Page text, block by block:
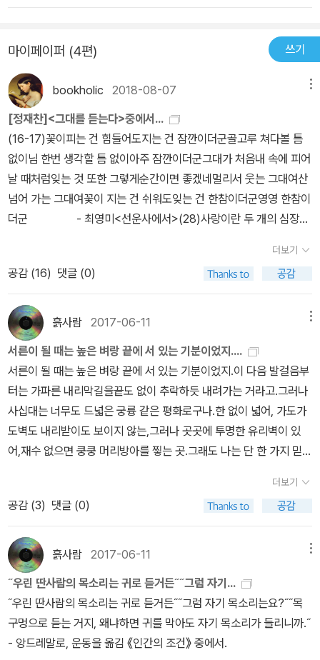
것이 맞겠지. 그래도 그 중에 가장 많이 다루는것은 사랑이 아닐까 싶
구나. 사랑을 하게 되면 먼저 몸에 변화가 온단다. 자신이 통제할 수
없는 몸의 변화… 그 중에 가슴이 두근두근…. 이 책의 시작의 첫 번째
꼭지의 제목은 “두근두근”. 사람의 감정을 가장 장 표현한 단어 두근
두근… 이 단어만으로 참많은 이야기를 풀어내시는구나. 너희들도 앞
으로 이제 이런저런 일로 가슴 설레고 두근두근 거리는 일들이많이
생길 텐데, 그 두근거림이 좋은 추억이 되길 바래. 2.정재찬 교수님의
책은 분명 시에 관한 이야기이지만, 시뿐만 아니라노래이야기도 있고
영화이야기도 있고, 소설 이야기도 있단다. 그래서더욱 그의 글이 친
근함이 느껴지는 것 같아. 책을 읽으면서 이 책에서 소개한 노래들을
의 기타이야기’, ‘서른 즈음에’, ‘사랑한 후에’, ‘서울 그곳은’, ‘시인의 마
을’,‘사노라면’…. 그 밖에도 많은 곡들을 소개해주었어. 소개해준노래
들의 공통점은 가사가 좋은 노래들이었어. 노래 없이 그냥 가사만 적
어놓으면 한 편의 시가 되는 그런노래들이었어.그 중에 아빠도 좋아
하는 김광석의 노래, ‘서른 즈음에’… 그 노래 가사 중에 그런 말이 있
어. 내가 떠나 보낸 것도 아니고, 내가 떠나온 것도 아니라는 가사…
그 노래를 들을 때는 그게 의미를두지 않았던 가사인데, 정재찬 교수
의 글을 보니,,, 청춘이라는것이 나빴네 내가 잘못한 것도 없는데, 왜
나를 떠나갔냐… 청춘아… 그것도 언제 떠나갔는지도 모르게 떠나간
청춘… 떠나간 것은 떠나간것이고, 이제 현실을 받아들인다는 가사…
정채찬 교수님이이야기한 것처럼 ‘서른 즈음에’라는 노래는 서른에
들어도, 마흔에 들어도, 어울린다는 생각이 들더구나. 쉰이 되어도 또
같은 생각이 들겠지?그런데, 아빠에게서 정말 정춘이 모두 떠나버린
====================================(8
0)내가 떠나보낸 것도 아닌데내가 떠나온 것도 아닌데, 떠나간 사랑
을 한탄하는 듯하지만, 청춘의세월이야말로 내가 잘못해 떠나가는 것
이 아니지 않은가. 이 억울함으로 어디선가 볼멘소리가 들릴 법도한
데, 잠시 흥분하는가 싶더니 이내 담담해진다. 그래서 더애절하다. 가
는 세월, 가는 청춘과 더불어 조금씩 잊혀 가는것이 인생임을 받아들
그런 사랑을 해보지 않았을까? 한 순간 눈망울에 맺힌 순간적이지만
자신을 잊어버릴 수 있는 일이란 것은 특별한 인생의 경험이다. 터키
해변에 밀려온 시리아의 난민 아이 쿠르디. 그의 죽음의 모습 자체도
사람들의 마음 속에 깊은 울림을 남겨 놓는다. 이렇게 말하면 이상하
지만 그 삶의 마지막 모습 그 자체가 시가 된다. 죽은 시체의 침묵은
수많은 말보다 더욱 사람들의 마음을 움직이기 때문이다. 지구상에
쿠르디의 운명을 가진 아이가 어디 한 둘이겠는가. 하지만 쿠르디는
인류사회에 대해 큰 메시지를 남겼으니 그의 죽음이 헛된 것만은 아
니리라. 세상에 헛된 죽음은 없다지만 사회적 인간적 관점으로 들여
다 본 곳에서 그 의미를 찾을 수 있기에 쿠르디의 삶과 죽음이 더욱 특
까? 아니 나 자신의 내면의 목소리를 들을 수 있을까? 때로 시는 이에
대해 묻는다. 상대방의 말소리를 듣는다는 것은 문맥을 살핀다는 작
업 너머의 일이다. 때로는 그 사람의 감정을 살피는 일이기도 하고 때
로는 그 사람의 삶의 흔적을 더듬는 일이기도 하다. 더 나아가 그 삶
속에 펼쳐져 있는 그 시대와 정신을 살피는 일이기도 하다. 자신의 외
로움의 끝에서 내는 자신의 본래의 목소리를 듣는 일이기도 하다. 그
것은 자신의 내면에 응어리진 그늘을 햇볕 속에 말리는 일이기도 하
고 또 시대가 강제한 억압과 한을 풀어놓는 일이기도 하다. 산업화
의 과정에서 '이촌향도'라 불리우는 급격한 사회변동과 인구이동 속에
서 그 많은 사람들이 가족들과 분리되고 해체되어 고향을 노래했을
것인가? 삶의 생존을 위하여 몸부림치던 삶 속에 그리워하던 가족과
들어 고향과 어머니를 그리워했을 때 그 마음을 노래 하나로 달래주
가득 채웠던 등려군의 가슴아리고 부드러운 노랫말에 귀기울이다 보
면 절로 눈물이 나올 것만 같았다. 그 시대의 아픔과 그 시대의 절망을
시가 어루만져주지 못한다면 시의 생명성은 사라질 것이다. 수많은
예술은 인간의 감정과 더 깊은 무의식을 건드린다. 그 마음이 어디로
생겨나고 어디로 돌아가는지 살필 수 있을 때 우리는 다양한 예술과
더불어 노닐 수 있게 된다.
마이페이퍼 (4편) 쓰기
bookholic 2018-08-07
[정재찬]<그대를 듣는다>중에서...
(16-17)꽃이피는 건 힘들어도지는 건 잠깐이더군골고루 쳐다볼 틈
없이님 한번 생각할 틈 없이아주 잠깐이더군그대가 처음내 속에 피어
날 때처럼잊는 것 또한 그렇게순간이면 좋겠네멀리서 웃는 그대여산
넘어 가는 그대여꽃이 지는 건 쉬워도잊는 건 한참이더군영영 한참이
더군 - 최영미<선운사에서>(28)사랑이란 두 개의 심장을
장이 느껴질 대 우리의 심장은 더 두근거리게 된다. 둘의가슴이 하나
로 합쳐지면서 엄청난 파동이 일어나는 것이다. 그 파동은13억 광년
떨어진 곳에서 블랙홀 한 쌍이 합쳐져 생겨난 중력파와 다름없다.(5
8)무릇 욕망의 과잉은 예술적 성취에 오히려 해가 되는 법, 그러기에
대체로 아마추어가 전문 작가보다 더 감정이 풍부하고 진실하고 의욕
적인 편이지만, 예술적 결과는 그에비례하지 않는 것. 하지만 철없고
순수했던 그 시절, 열정으로만가득 차고 미숙했던 그 시절이 그래서
아름답고 그리운 것 아니겠는가.(70)이야기보다 목소리를, 목소리만
이 아니라 침묵까지 듣는 것이 진짜 경청이다. 상대의 이야기를 들어
주는 것만도 퍽 소중한 일이다. 하지만 이야기가궁극적인 전언(傳
言), 곧 메시지가 아닐 때가 많다. 어떨 땐 그냥 말하는 것 자체가 그
의 목적일 수도 있다. 진짜 말하고픈전언이 표면의 전언과 반대일 때
도 있다. 그러기에 고생한 시절을 이야기하면서 행복해하는 목소리가
가. 더중요한 것은 말하지 않은, 차마 말할 수 없는 침묵의 소리에 귀
기울이는 것이다.(71)시를 읽는 일이 대저 그와 같다. 시에서 이야기
만 추려 읽는 것은충분한 일이 못 된다. 우리는 시인의 목소리를 읽고,
침묵마저읽어야 한다. 말한 것과 말한 것 사이, 말한 것과 말하지않은
것 사이, 말로 하지 못한 것까지, 아니 시인 자신도모르는 것까지, 보
이지 않는 암흑까지 경청하며 읽어야 한다. 물론시인이라고 해서 제
더보기
공감 (16) 댓글 (0)
흙사람 2017-06-11
서른이 될 때는 높은 벼랑 끝에 서 있는 기분이었지....
서른이 될 때는 높은 벼랑 끝에 서 있는 기분이었지.이 다음 발걸음부
터는 가파른 내리막길을끝도 없이 추락하듯 내려가는 거라고.그러나
사십대는 너무도 드넓은 궁륭 같은 평화로구나.한 없이 넓어, 가도가
도벽도 내리받이도 보이지 않는,그러나 곳곳에 투명한 유리벽이 있
어,재수 없으면 쿵쿵 머리방아를 찧는 곳.그래도 나는 단 한 가지 믿는
더보기
공감 (3) 댓글 (0)
흙사람 2017-06-11
˝우린 딴사람의 목소리는 귀로 듣거든˝˝그럼 자기...
˝우린 딴사람의 목소리는 귀로 듣거든˝˝그럼 자기 목소리는요?˝˝목
구멍으로 듣는 거지, 왜냐하면 귀를 막아도 자기 목소리가 들리니까.˝
- 앙드레말로, 운동을 옮김 《인간의 조건》 중에서.